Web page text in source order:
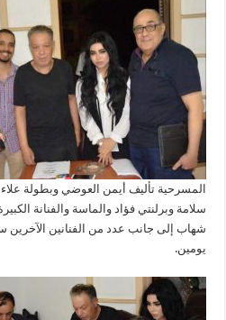
المسرحية تأليف أيمن العوضي وبطولة
سلامة وبرلنتي فؤاد والماسة والفنانة
شهاب إلى جانب عدد من الفنانين
يومين.